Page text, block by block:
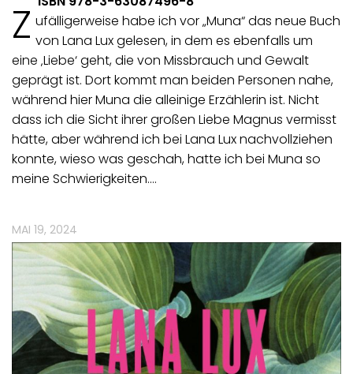
Z ufälligerweise habe ich vor „Muna“ das neue Buch
von Lana Lux gelesen, in dem es ebenfalls um
eine ‚Liebe‘ geht, die von Missbrauch und Gewalt
geprägt ist. Dort kommt man beiden Personen nahe,
während hier Muna die alleinige Erzählerin ist. Nicht
dass ich die Sicht ihrer großen Liebe Magnus vermisst
hätte, aber während ich bei Lana Lux nachvollziehen
konnte, wieso was geschah, hatte ich bei Muna so
meine Schwierigkeiten.…
MAI 19, 2024